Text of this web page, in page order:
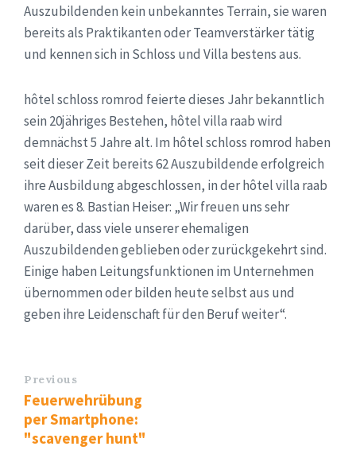
Auszubildenden kein unbekanntes Terrain, sie waren
bereits als Praktikanten oder Teamverstärker tätig
und kennen sich in Schloss und Villa bestens aus.
hôtel schloss romrod feierte dieses Jahr bekanntlich
sein 20jähriges Bestehen, hôtel villa raab wird
demnächst 5 Jahre alt. Im hôtel schloss romrod haben
seit dieser Zeit bereits 62 Auszubildende erfolgreich
ihre Ausbildung abgeschlossen, in der hôtel villa raab
waren es 8. Bastian Heiser: „Wir freuen uns sehr
darüber, dass viele unserer ehemaligen
Auszubildenden geblieben oder zurückgekehrt sind.
Einige haben Leitungsfunktionen im Unternehmen
übernommen oder bilden heute selbst aus und
geben ihre Leidenschaft für den Beruf weiter“.
Previous
Feuerwehrübung
per Smartphone:
"scavenger hunt"